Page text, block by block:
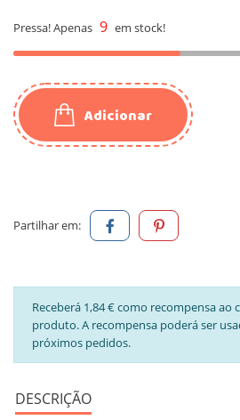
Pressa! Apenas 9 em stock!
Adicionar
Partilhar em:
Receberá 1,84 € como recompensa ao
produto. A recompensa poderá ser
próximos pedidos.
DESCRIÇÃO